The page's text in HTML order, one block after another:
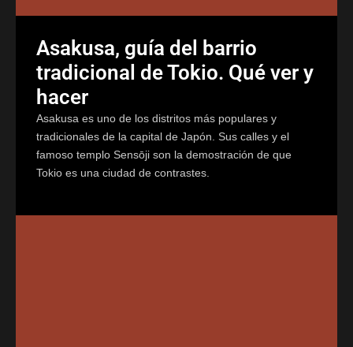
Asakusa, guía del barrio
tradicional de Tokio. Qué ver y
hacer
Asakusa es uno de los distritos más populares y
tradicionales de la capital de Japón. Sus calles y el
famoso templo Sensōji son la demostración de que
Tokio es una ciudad de contrastes.